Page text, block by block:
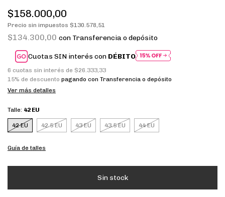
$158.000,00
Precio sin impuestos $130.578,51
$134.300,00 con Transferencia o depósito
Cuotas SIN interés con DÉBITO
6 cuotas sin interés de $26.333,33
15% de descuento pagando con Transferencia o depósito
Ver más detalles
Talle: 42 EU
42 EU 42.5 EU 43 EU 43.5 EU 44 EU
Guía de talles